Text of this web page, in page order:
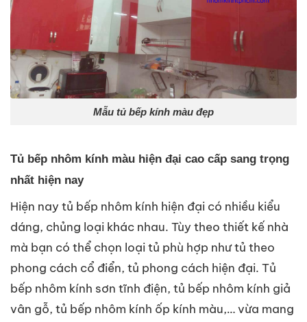
Mẫu tủ bếp kính màu đẹp
Tủ bếp nhôm kính màu hiện đại cao cấp sang trọng
nhất hiện nay
Hiện nay tủ bếp nhôm kính hiện đại có nhiều kiểu
dáng, chủng loại khác nhau. Tùy theo thiết kế nhà
mà bạn có thể chọn loại tủ phù hợp như tủ theo
phong cách cổ điển, tủ phong cách hiện đại. Tủ
bếp nhôm kính sơn tĩnh điện, tủ bếp nhôm kính giả
vân gỗ, tủ bếp nhôm kính ốp kính màu,… vừa mang